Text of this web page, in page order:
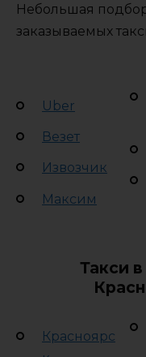
Небольшая
заказываемых
Uber
Везет
Извозчик
Максим
Такси
Красноярс